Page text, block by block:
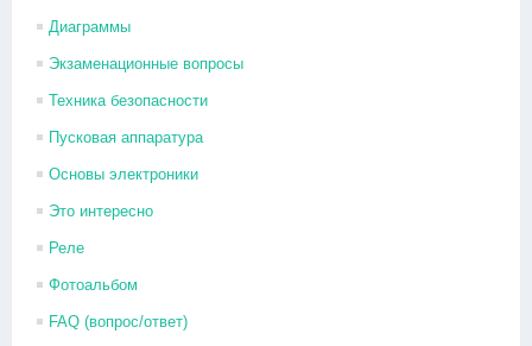
Диаграммы
Экзаменационные вопросы
Техника безопасности
Пусковая аппаратура
Основы электроники
Это интересно
Реле
Фотоальбом
FAQ (вопрос/ответ)